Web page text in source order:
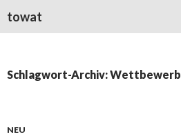
towat
Schlagwort-Archiv: Wettbewerb
NEU